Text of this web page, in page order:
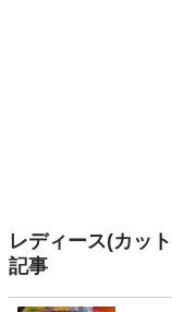
レディース(カッ
記事